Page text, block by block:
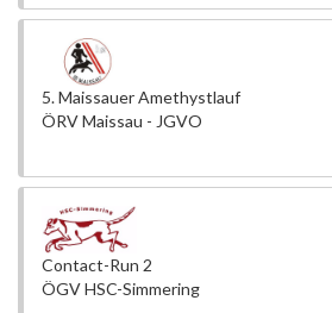
5. Maissauer Amethystlauf
ÖRV Maissau - JGVO
Contact-Run 2
ÖGV HSC-Simmering